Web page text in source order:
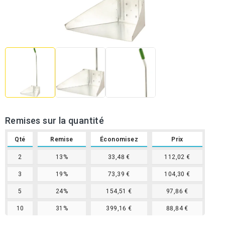
Remises sur la quantité
Qté Remise Économisez Prix
2 13% 33,48 € 112,02 €
3 19% 73,39 € 104,30 €
5 24% 154,51 € 97,86 €
10 31% 399,16 € 88,84 €